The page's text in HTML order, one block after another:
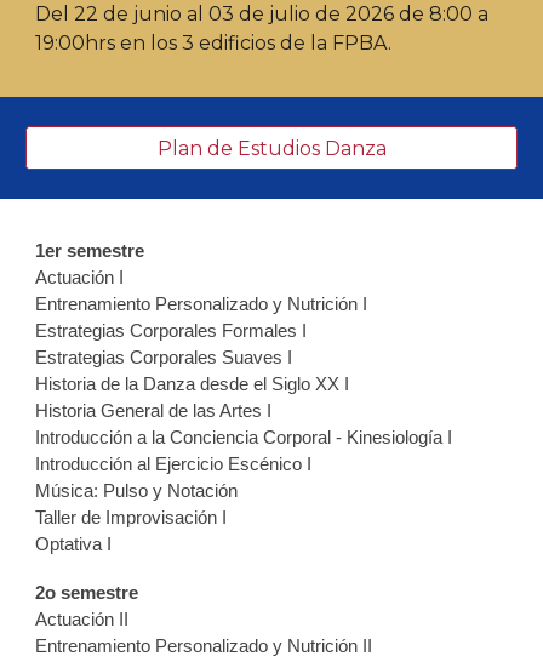
Del 22 de junio al 03 de julio de 2026 de 8:00 a
19:00hrs en los 3 edificios de la FPBA.
Plan de Estudios Danza
1er semestre
Actuación I
Entrenamiento Personalizado y Nutrición I
Estrategias Corporales Formales I
Estrategias Corporales Suaves I
Historia de la Danza desde el Siglo XX I
Historia General de las Artes I
Introducción a la Conciencia Corporal - Kinesiología I
Introducción al Ejercicio Escénico I
Música: Pulso y Notación
Taller de Improvisación I
Optativa I
2o semestre
Actuación II
Entrenamiento Personalizado y Nutrición II